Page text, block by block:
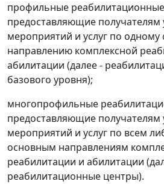
профильные
предоставляющие получателям
мероприятий и услуг по
направлению комплексной
абилитации (далее -
базового уровня);
многопрофильные
предоставляющие получателям
мероприятий и услуг по всем
основным направлениям
реабилитации и абилитации
реабилитационные центры).